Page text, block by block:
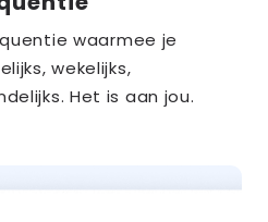
waarmee je
wekelijks,
Het is aan jou.